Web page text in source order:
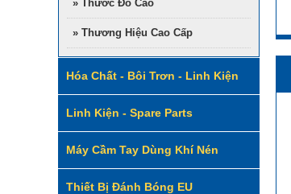
» Thước Đo Cao
» Thương Hiệu Cao Cấp
Hóa Chất - Bôi Trơn - Linh Kiện
Linh Kiện - Spare Parts
Máy Cầm Tay Dùng Khí Nén
Thiết Bị Đánh Bóng EU